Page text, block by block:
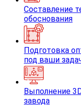
Составление
обоснования
Подготовка
под ваши
Выполнение
завода